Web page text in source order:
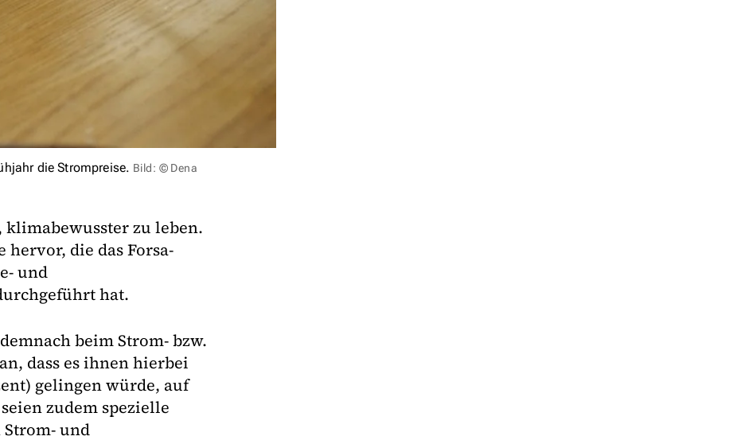
die Strompreise. Bild: © Dena
klimabewusster zu leben.
hervor, die das Forsa-
und
hat.
beim Strom- bzw.
dass es ihnen hierbei
gelingen würde, auf
zudem spezielle
und